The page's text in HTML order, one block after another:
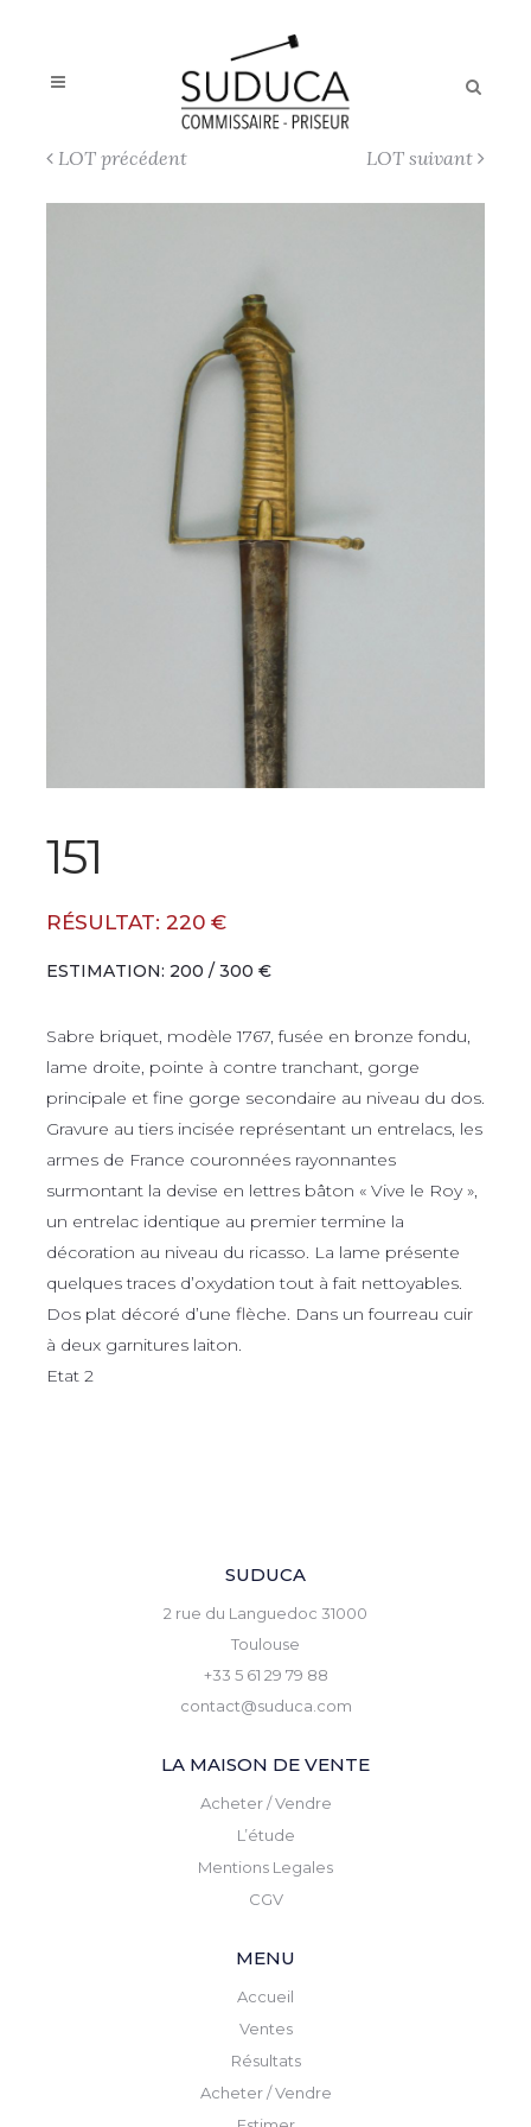
LOT précédent LOT suivant
151
RÉSULTAT: 220 €
ESTIMATION: 200 / 300 €
Sabre briquet, modèle 1767, fusée en bronze fondu,
lame droite, pointe à contre tranchant, gorge
principale et fine gorge secondaire au niveau du dos.
Gravure au tiers incisée représentant un entrelacs, les
armes de France couronnées rayonnantes
surmontant la devise en lettres bâton « Vive le Roy »,
un entrelac identique au premier termine la
décoration au niveau du ricasso. La lame présente
quelques traces d’oxydation tout à fait nettoyables.
Dos plat décoré d’une flèche. Dans un fourreau cuir
à deux garnitures laiton.
Etat 2
SUDUCA
2 rue du Languedoc 31000
Toulouse
+33 5 61 29 79 88
contact@suduca.com
LA MAISON DE VENTE
Acheter / Vendre
L’étude
Mentions Legales
CGV
MENU
Accueil
Ventes
Résultats
Acheter / Vendre